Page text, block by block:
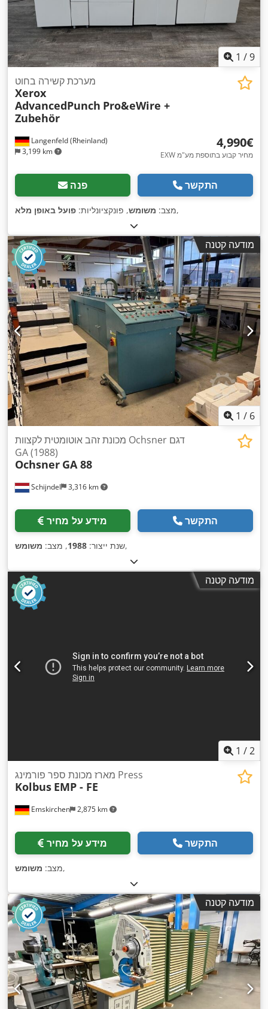
1 /9
Langenfeld (Rheinland)
3,199 km
מערכת קשירה בחוט
Xerox
AdvancedPunch Pro&eWire +
Zubehör
‏4,990 ‏€
EXW מחיר קבוע בתוספת מע"מ
פנה התקשר
מצב: משומש, פונקציונליות: פועל באופן מלא ,
מודעה קטנה
1 / 6
Schijndel 3,316 km
מכונת זהב אוטומטית לקצוות Ochsner דגם
GA (1988)
Ochsner GA 88
מידע על מחיר התקשר
שנת ייצור: 1988, מצב: משומש ,
מודעה קטנה
1 /2
Emskirchen 2,875 km
מארז מכונת ספר פורמינג Press
Kolbus EMP - FE
מידע על מחיר התקשר
מצב: משומש ,
מודעה קטנה